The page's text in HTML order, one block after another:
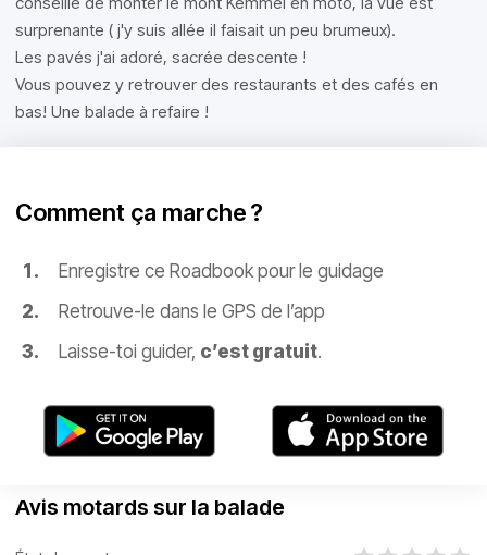
surprenante ( j'y suis allée il faisait un peu brumeux).
Les pavés j'ai adoré, sacrée descente !
Vous pouvez y retrouver des restaurants et des cafés en
bas! Une balade à refaire !
Comment ça marche ?
Enregistre ce Roadbook pour le guidage
Retrouve-le dans le GPS de l’app
Laisse-toi guider, c’est gratuit.
Avis motards sur la balade